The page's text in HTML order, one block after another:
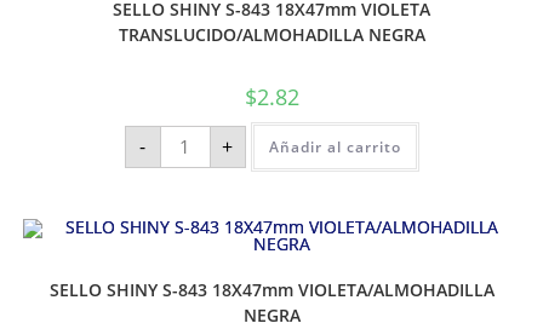
SELLO SHINY S-843 18X47mm VIOLETA
TRANSLUCIDO/ALMOHADILLA NEGRA
$2.82
- + Añadir al carrito
SELLO SHINY S-843 18X47mm VIOLETA/ALMOHADILLA
NEGRA